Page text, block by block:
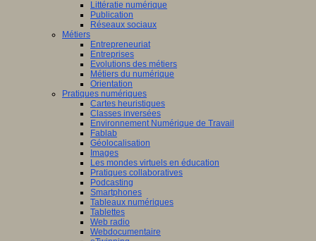
Littératie numérique
Publication
Réseaux sociaux
Métiers
Entrepreneuriat
Entreprises
Evolutions des métiers
Métiers du numérique
Orientation
Pratiques numériques
Cartes heuristiques
Classes inversées
Environnement Numérique de Travail
Fablab
Géolocalisation
Images
Les mondes virtuels en éducation
Pratiques collaboratives
Podcasting
Smartphones
Tableaux numériques
Tablettes
Web radio
Webdocumentaire